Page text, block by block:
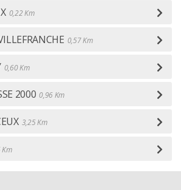
0,22 Km
0,57 Km
0,60 Km
2000 0,96 Km
3,25 Km